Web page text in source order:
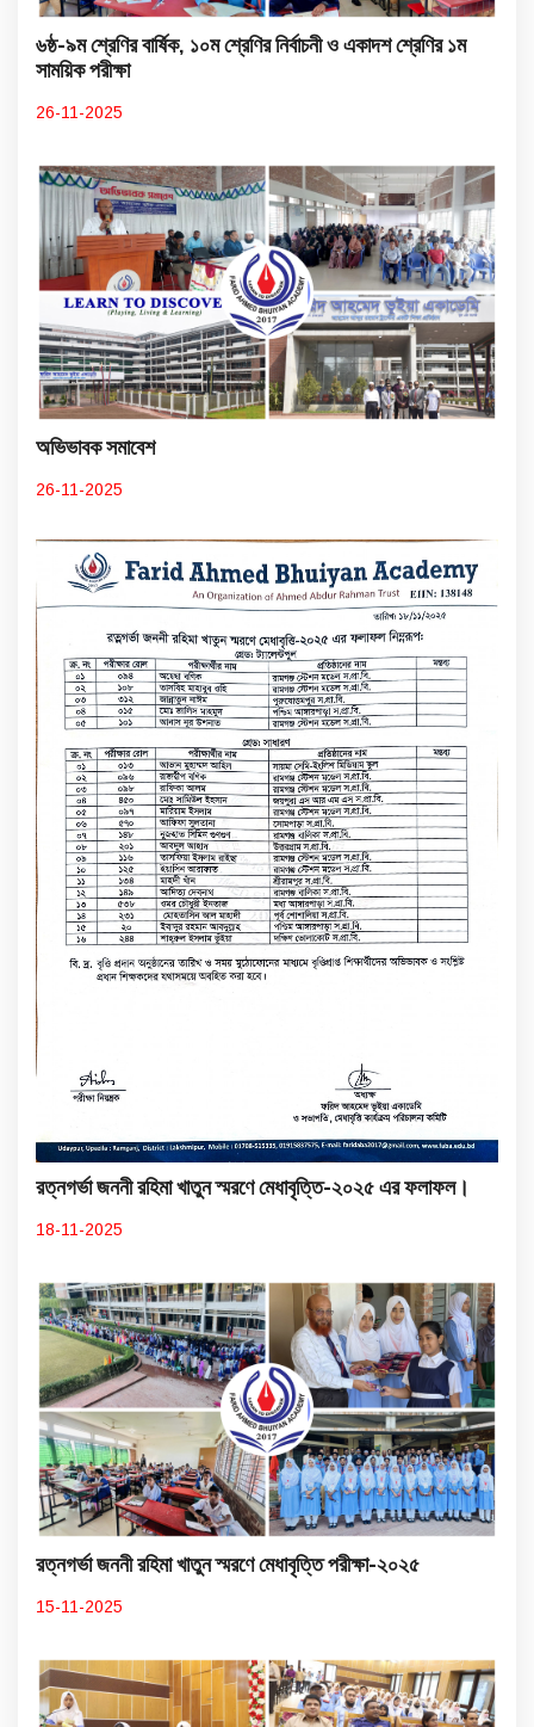
৬ষ্ঠ-৯ম শ্রেণির বার্ষিক, ১০ম শ্রেণির নির্বাচনী ও একাদশ শ্রেণির ১ম
সাময়িক পরীক্ষা
26-11-2025
অভিভাবক সমাবেশ
26-11-2025
রত্নগর্ভা জননী রহিমা খাতুন স্মরণে মেধাবৃত্তি-২০২৫ এর ফলাফল।
18-11-2025
রত্নগর্ভা জননী রহিমা খাতুন স্মরণে মেধাবৃত্তি পরীক্ষা-২০২৫
15-11-2025